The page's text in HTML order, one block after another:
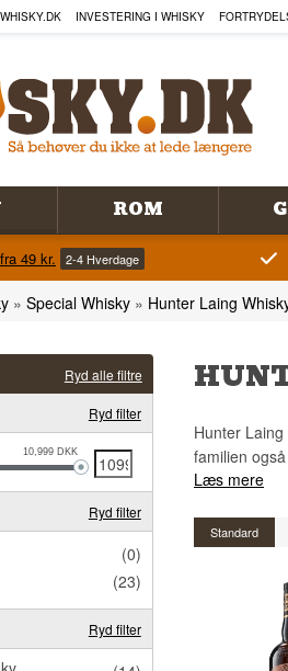
INVESTERING I WHISKY
ROM
49 kr. 2-4 Hverdage
» Special Whisky » Hunter Laing
Ryd alle filtre
Ryd filter
10,999 DKK
Ryd filter
(0)
(23)
Ryd filter
Hunter
familien
Læs mere
Standard